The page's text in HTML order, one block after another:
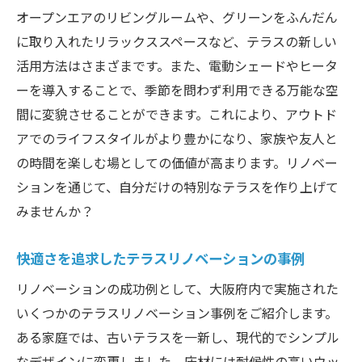
大阪府のリノベーション専門家に聞くテラ
ス活用法
リノベーションで広がるテラス活用の可能性
リノベーションで可能になるテラスの多様
な使い道
テラスでの新しいライフスタイル提案
家族で楽しむテラスリノベーションのポイ
ント
ペットと暮らすためのテラスリノベーショ
リノベーションで実現する環境に優しいテ
ラス
リノベーションでテラスが変わる事例紹介
オープンエアのリビングルームや、グリーンをふんだん
に取り入れたリラックススペースなど、テラスの新しい
活用方法はさまざまです。また、電動シェードやヒータ
ーを導入することで、季節を問わず利用できる万能な空
間に変貌させることができます。これにより、アウトド
アでのライフスタイルがより豊かになり、家族や友人と
の時間を楽しむ場としての価値が高まります。リノベー
ションを通じて、自分だけの特別なテラスを作り上げて
みませんか？
快適さを追求したテラスリノベーションの事例
リノベーションの成功例として、大阪府内で実施された
いくつかのテラスリノベーション事例をご紹介します。
ある家庭では、古いテラスを一新し、現代的でシンプル